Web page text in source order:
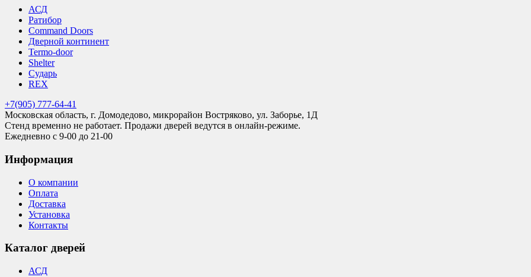
АСД
Ратибор
Command Doors
Дверной континент
Termo-door
Shelter
Сударь
REX
+7(905) 777-64-41
Московская область, г. Домодедово, микрорайон Востряково, ул. Заборье, 1Д
Стенд временно не работает. Продажи дверей ведутся в онлайн-режиме.
Ежедневно с 9-00 до 21-00
Информация
О компании
Оплата
Доставка
Установка
Контакты
Каталог дверей
АСД